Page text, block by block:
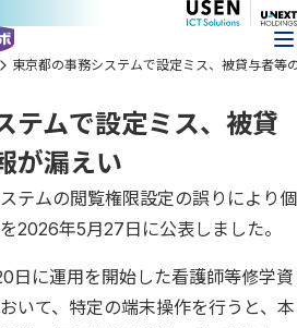
東京都の事務システムで設定ミス、被貸与者等
テムで設定ミス、被貸
が漏えい
テムの閲覧権限設定の誤りにより個
2026年5月27日に公表しました。
日に運用を開始した看護師等修学資
いて、特定の端末操作を行うと、本